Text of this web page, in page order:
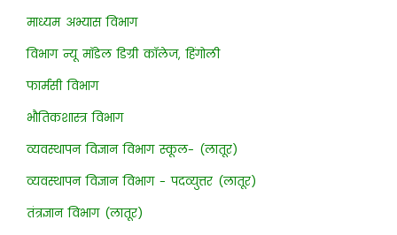
माध्यम अभ्यास विभाग
विभाग न्यू मॉडेल डिग्री कॉलेज, हिंगोली
फार्मसी विभाग
भौतिकशास्त्र विभाग
व्यवस्थापन विज्ञान विभाग स्कूल- (लातूर)
व्यवस्थापन विज्ञान विभाग - पदव्युत्तर (लातूर)
तंत्रज्ञान विभाग (लातूर)